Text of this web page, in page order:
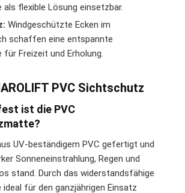
als flexible Lösung einsetzbar.
Windgeschützte Ecken im
schaffen eine entspannte
Freizeit und Erholung.
PVC Sichtschutz
ist die PVC
UV-beständigem PVC gefertigt und
Sonneneinstrahlung, Regen und
stand. Durch das widerstandsfähige
für den ganzjährigen Einsatz